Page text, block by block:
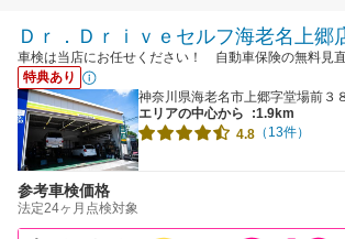
Ｄｒ．Ｄｒｉｖｅセルフ海老名上郷
車検は当店にお任せください！ 自動車保険の無料見直
特典あり
神奈川県海老名市上郷字堂場前３
エリアの中心から
:1.9km
4.8 （13件）
参考車検価格
法定24ヶ月点検対象